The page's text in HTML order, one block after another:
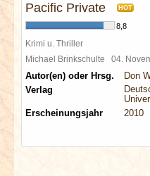
Pacific Private HOT
8,8
Krimi u. Thriller
Michael Brinkschulte 04.
Autor(en) oder Hrsg.
Don
Verlag
Erscheinungsjahr
2010